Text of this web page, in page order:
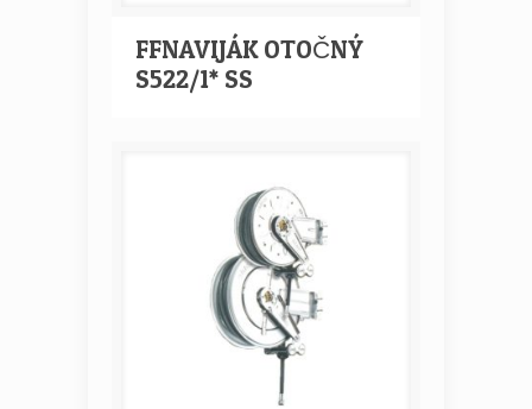
FFNAVIJÁK OTOČNÝ
S522/1* SS